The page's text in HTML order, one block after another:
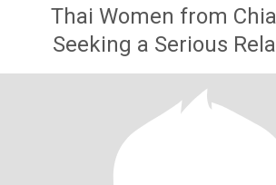
Thai Women from
Seeking a Serious